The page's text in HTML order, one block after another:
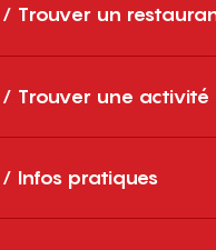
Trouver un
Trouver une activité
Infos pratiques
?